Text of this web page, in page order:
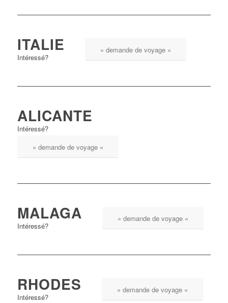
ITALIE
Intéressé?
» demande de voyage «
ALICANTE
Intéressé?
» demande de voyage «
MALAGA
Intéressé?
» demande de voyage «
RHODES
Intéressé?
» demande de voyage «